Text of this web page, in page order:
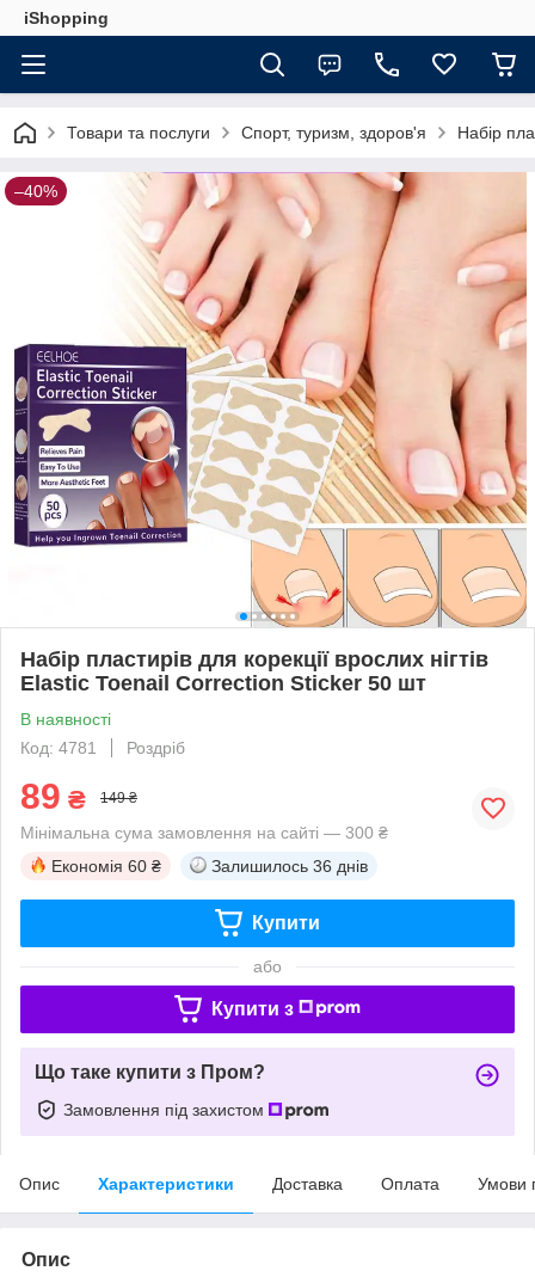
iShopping
Товари та послуги Спорт, туризм, здоров'я Набір
–40%
Набір пластирів для корекції врослих нігтів
Elastic Toenail Correction Sticker 50 шт
В наявності
Код: 4781
Роздріб
89 ₴ 149 ₴
Мінімальна сума замовлення на сайті — 300 ₴
Економія 60 ₴ Залишилось 36 днів
Купити
або
Купити з
Що таке купити з Пром?
Замовлення під захистом
Опис Характеристики Доставка Оплата Умови
Опис